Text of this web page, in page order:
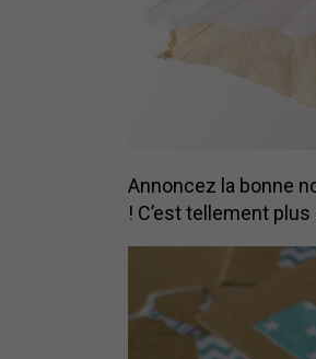
Annoncez la bonne
! C’est tellement